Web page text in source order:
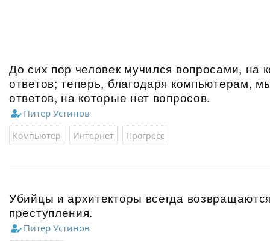
До сих пор человек мучился вопросами, на
ответов; теперь, благодаря компьютерам,
ответов, на которые нет вопросов.
Питер Устинов
Компьютер Интернет Прогресс
Убийцы и архитекторы всегда
преступления.
Питер Устинов